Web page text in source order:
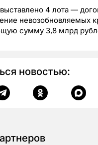
4 лота —
невозобновляемых
сумму 3,8 млрд
новостью: